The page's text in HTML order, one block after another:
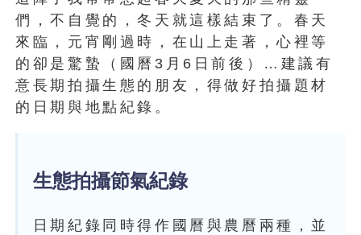
們，不自覺的，冬天就這樣結束了。春天
來臨，元宵剛過時，在山上走著，心裡等
的卻是驚蟄（國曆3月6日前後）…建議有
意長期拍攝生態的朋友，得做好拍攝題材
的日期與地點紀錄。
生態拍攝節氣紀錄
日期紀錄同時得作國曆與農曆兩種，並